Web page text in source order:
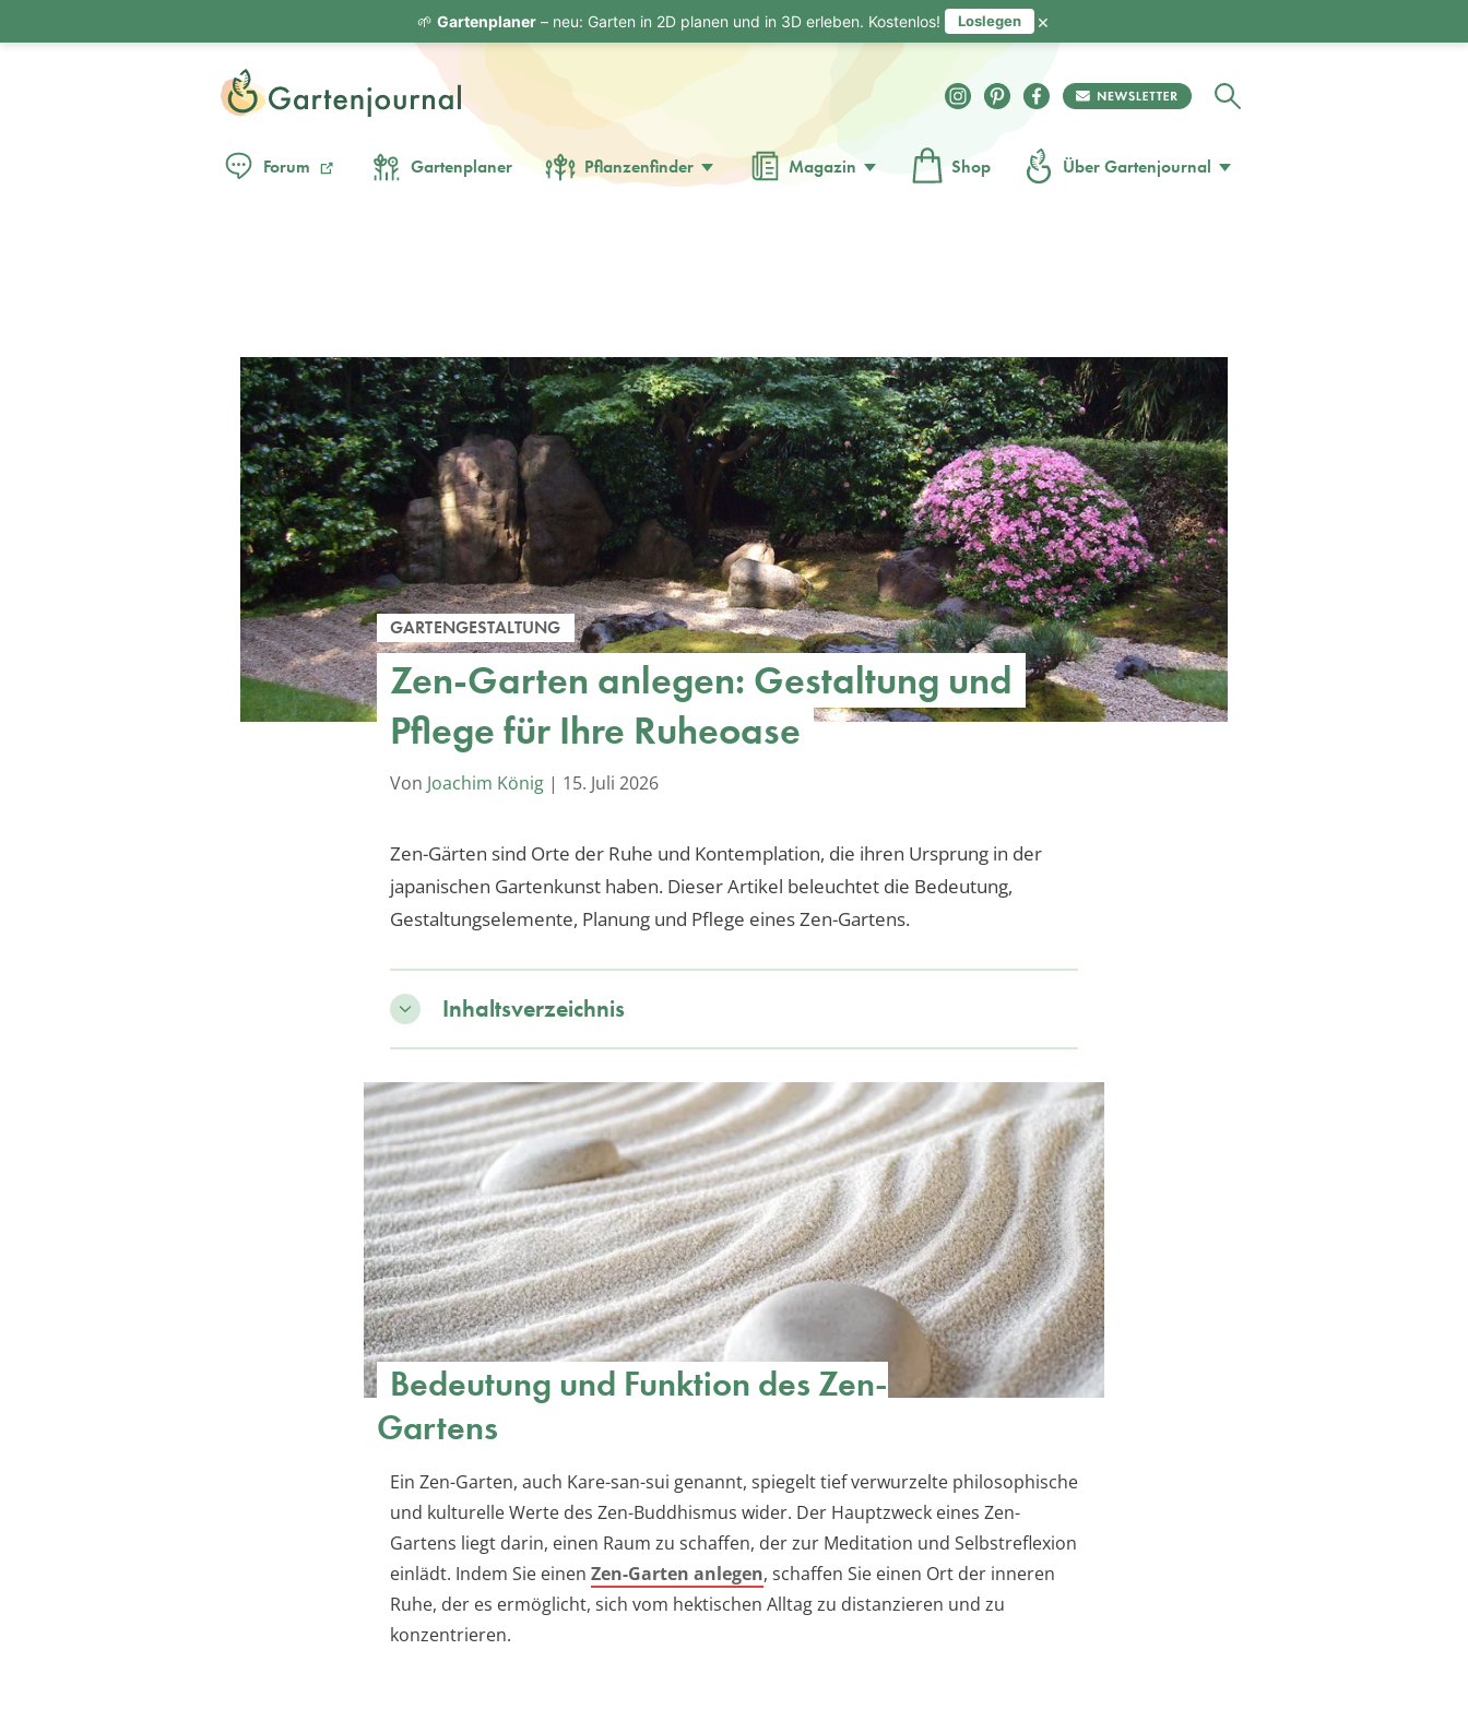
Forum Gartenplaner Pflanzenfinder Magazin Shop Über Gartenjournal
GARTENGESTALTUNG
Zen-Garten anlegen: Gestaltung und
Pflege für Ihre Ruheoase
Von Joachim König | 15. Juli 2026
Zen-Gärten sind Orte der Ruhe und Kontemplation, die ihren Ursprung in der
japanischen Gartenkunst haben. Dieser Artikel beleuchtet die Bedeutung,
Gestaltungselemente, Planung und Pflege eines Zen-Gartens.
Inhaltsverzeichnis
Bedeutung und Funktion des Zen-
Gartens
Ein Zen-Garten, auch Kare-san-sui genannt, spiegelt tief verwurzelte philosophische
und kulturelle Werte des Zen-Buddhismus wider. Der Hauptzweck eines Zen-
Gartens liegt darin, einen Raum zu schaffen, der zur Meditation und Selbstreflexion
einlädt. Indem Sie einen Zen-Garten anlegen, schaffen Sie einen Ort der inneren
Ruhe, der es ermöglicht, sich vom hektischen Alltag zu distanzieren und zu
konzentrieren.
🌱 Gartenplaner– neu: Garten in 2D planen und in 3D erleben. Kostenlos! Loslegen ×